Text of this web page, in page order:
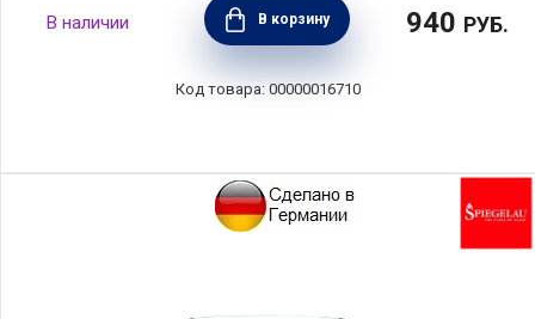
В корзину 940 РУБ.
00000016710